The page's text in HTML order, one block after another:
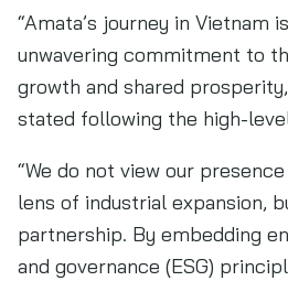
“Amata’s journey in Vietnam
unwavering commitment to
growth and shared
stated following the high-
“We do not view our
lens of industrial expansion,
partnership. By embedding
and governance (ESG)